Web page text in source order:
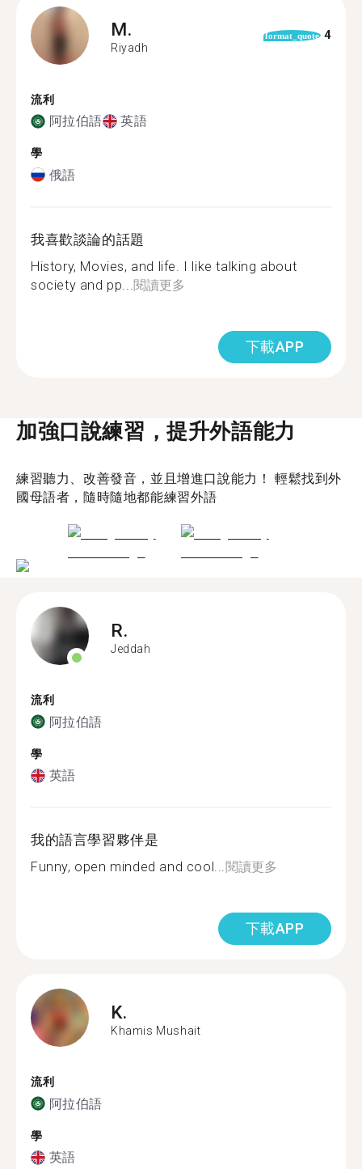
M.
Riyadh
format_quote 4
流利
阿拉伯語 英語
學
俄語
我喜歡談論的話題
History, Movies, and life. I like talking about
society and pp... 閱讀更多
下載APP
加強口說練習，提升外語能力
練習聽力、改善發音，並且增進口說能力！ 輕鬆找到外
國母語者，隨時隨地都能練習外語
R.
Jeddah
流利
阿拉伯語
學
英語
我的語言學習夥伴是
Funny, open minded and cool...閱讀更多
下載APP
K.
Khamis Mushait
流利
阿拉伯語
學
英語